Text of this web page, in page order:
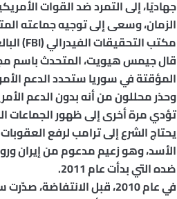
جهاديًا، إلى التمرد ضد القوات
الزمان، وسعى إلى توجيه جماعته
مكتب التحقيقات الفيدرالي (FBI) البالغة 10 ملايين دولار التي رصدها للقبض عليه في ديسمبر/كانون الأول.
قال جيمس هيويت، المتحدث باسم
المؤقتة في سوريا ستحدد الدعم
وحذر محللون من أنه بدون الدعم
تؤدي مرة أخرى إلى ظهور الجماعات
يحتاج الشرع إلى ترامب لرفع
الأسد، وهو زعيم مدعوم من إيران
ضده التي بدأت عام 2011.